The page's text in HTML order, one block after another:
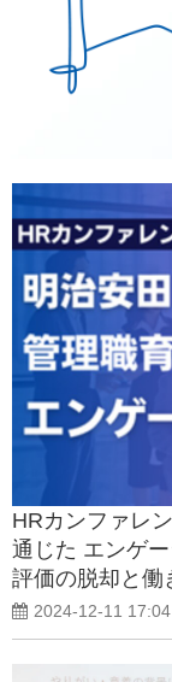
HRカンファレ
通じた エンゲ
評価の脱却と働
2024-12-11 17:04